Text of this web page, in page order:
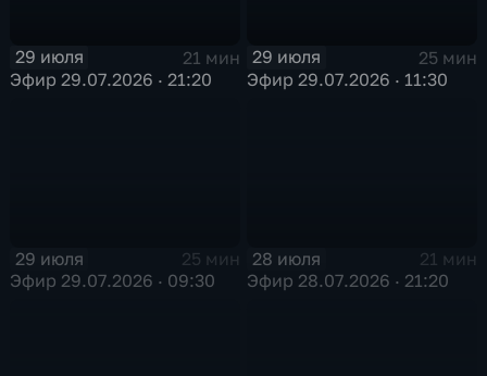
29 июля
21 мин
Эфир 29.07.2026 · 21:20
29 июля
25 мин
Эфир 29.07.2026 · 11:30
29 июля
25 мин
Эфир 29.07.2026 · 09:30
28 июля
21 мин
Эфир 28.07.2026 · 21:20